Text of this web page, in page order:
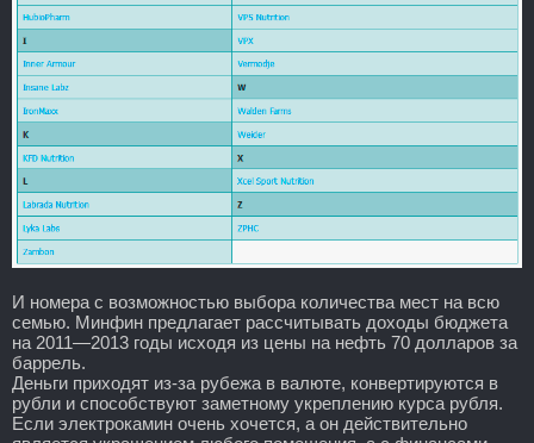
И номера с возможностью выбора количества мест на всю
семью. Минфин предлагает рассчитывать доходы бюджета
на 2011—2013 годы исходя из цены на нефть 70 долларов за
баррель.
Деньги приходят из-за рубежа в валюте, конвертируются в
рубли и способствуют заметному укреплению курса рубля.
Если электрокамин очень хочется, а он действительно